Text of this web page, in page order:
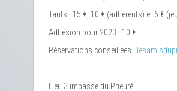
Tarifs : 15 €, 10 € (adhérents) et 6 €
Adhésion pour 2023 : 10 €
Réservations conseillées :
Lieu 3 impasse du Prieuré